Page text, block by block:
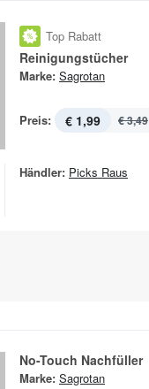
Top Rabatt
Reinigungstücher
Marke: Sagrotan
Preis: € 1,99 € 3,49
Händler: Picks Raus
No-Touch Nachfüller
Marke: Sagrotan